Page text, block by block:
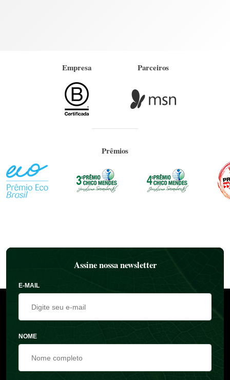
Empresa Parceiros
Prêmios
Assine nossa newsletter
E-MAIL
NOME